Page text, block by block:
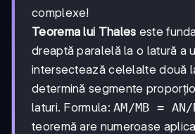
complexe!
Teorema lui Thales este
dreaptă paralelă la o latură a
intersectează celelalte două
determină segmente
laturi. Formula:AM/MB = AN/
teoremă are numeroase